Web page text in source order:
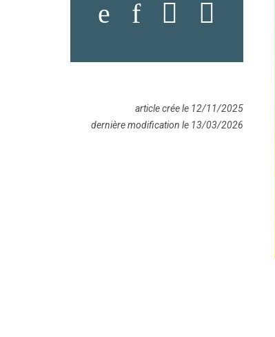
article crée le 12/11/2025
dernière modification le 13/03/2026